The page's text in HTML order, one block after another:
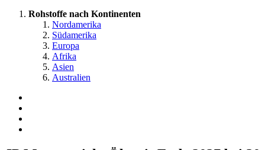
Rohstoffe nach Kontinenten
Nordamerika
Südamerika
Europa
Afrika
Asien
Australien